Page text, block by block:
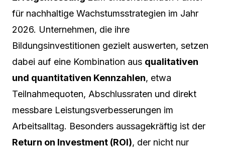
für nachhaltige Wachstumsstrategien im Jahr
2026. Unternehmen, die ihre
Bildungsinvestitionen gezielt auswerten, setzen
dabei auf eine Kombination aus qualitativen
und quantitativen Kennzahlen, etwa
Teilnahmequoten, Abschlussraten und direkt
messbare Leistungsverbesserungen im
Arbeitsalltag. Besonders aussagekräftig ist der
Return on Investment (ROI), der nicht nur